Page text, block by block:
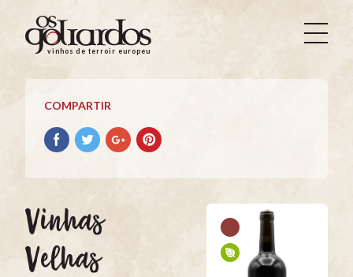
Os
Goliardos
Vinhos
Terroir
Europeus
vinhos de terroir europeus
COMPARTIR
Compartir
con
Compartir
con
Compartir
con
Compartir
con
Vinhas
Velhas